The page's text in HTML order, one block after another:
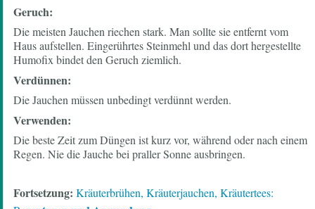
Geruch:
Die meisten Jauchen riechen stark. Man sollte sie entfernt vom
Haus aufstellen. Eingerührtes Steinmehl und das dort hergestellte
Humofix bindet den Geruch ziemlich.
Verdünnen:
Die Jauchen müssen unbedingt verdünnt werden.
Verwenden:
Die beste Zeit zum Düngen ist kurz vor, während oder nach einem
Regen. Nie die Jauche bei praller Sonne ausbringen.
Fortsetzung: Kräuterbrühen, Kräuterjauchen, Kräutertees: